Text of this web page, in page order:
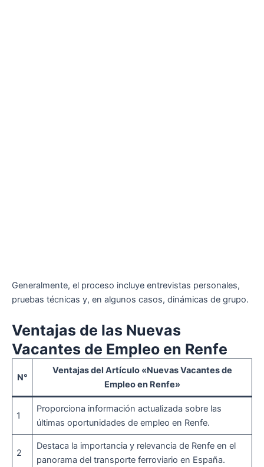
Generalmente, el proceso incluye entrevistas personales,
pruebas técnicas y, en algunos casos, dinámicas de grupo.
Ventajas de las Nuevas
Vacantes de Empleo en Renfe
N°
Ventajas del Artículo «Nuevas Vacantes de
Empleo en Renfe»
1
Proporciona información actualizada sobre las
últimas oportunidades de empleo en Renfe.
2
Destaca la importancia y relevancia de Renfe en el
panorama del transporte ferroviario en España.